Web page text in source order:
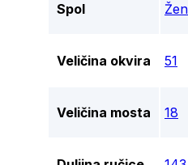
Spol
Veličina okvira 51
Veličina mosta 18